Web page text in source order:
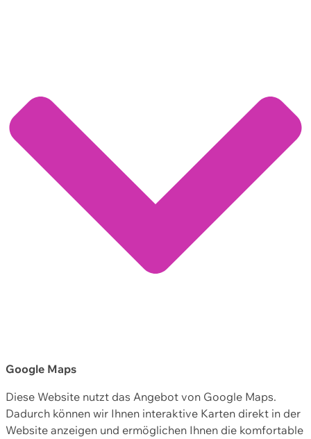
Google Maps
Diese Website nutzt das Angebot von Google Maps.
Dadurch können wir Ihnen interaktive Karten direkt in der
Website anzeigen und ermöglichen Ihnen die komfortable